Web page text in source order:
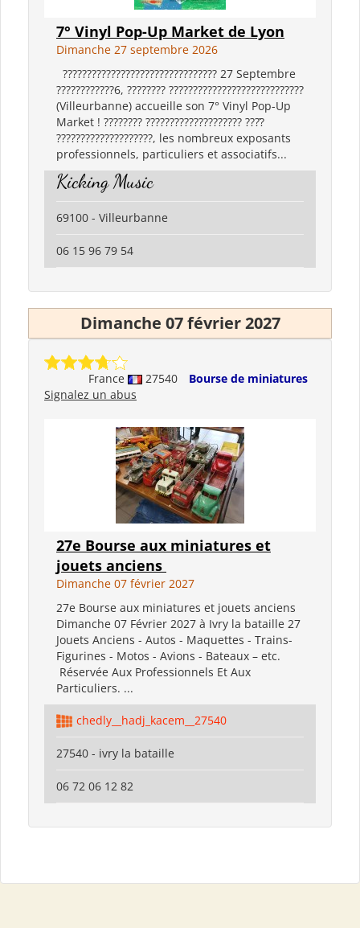
7° Vinyl Pop-Up Market de Lyon
Dimanche 27 septembre 2026
???????????????????????????????? 27 Septembre
????????????6, ???????? ????????????????????????????
(Villeurbanne) accueille son 7° Vinyl Pop-Up
Market ! ???????? ???????????????????? ????̀
????????????????????, les nombreux exposants
professionnels, particuliers et associatifs...
Kicking Music
69100 - Villeurbanne
06 15 96 79 54
Dimanche 07 février 2027
France 27540
Bourse de miniatures
Signalez un abus
27e Bourse aux miniatures et
jouets anciens
Dimanche 07 février 2027
27e Bourse aux miniatures et jouets anciens
Dimanche 07 Février 2027 à Ivry la bataille 27
Jouets Anciens - Autos - Maquettes - Trains-
Figurines - Motos - Avions - Bateaux – etc.
Réservée Aux Professionnels Et Aux
Particuliers. ...
chedly__hadj_kacem__27540
27540 - ivry la bataille
06 72 06 12 82